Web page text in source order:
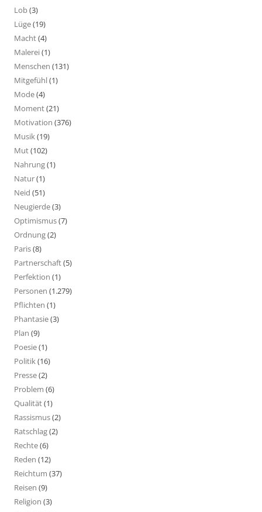
Lob(3)
Lüge(19)
Macht(4)
Malerei(1)
Menschen (131)
Mitgefühl(1)
Mode(4)
Moment(21)
Motivation (376)
Musik(19)
Mut(102)
Nahrung(1)
Natur(1)
Neid (51)
Neugierde(3)
Optimismus(7)
Ordnung(2)
Paris(8)
Partnerschaft(5)
Perfektion (1)
Personen (1.279)
Pflichten (1)
Phantasie(3)
Plan (9)
Poesie(1)
Politik(16)
Presse(2)
Problem (6)
Qualität(1)
Rassismus(2)
Ratschlag(2)
Rechte(6)
Reden (12)
Reichtum (37)
Reisen (9)
Religion (3)